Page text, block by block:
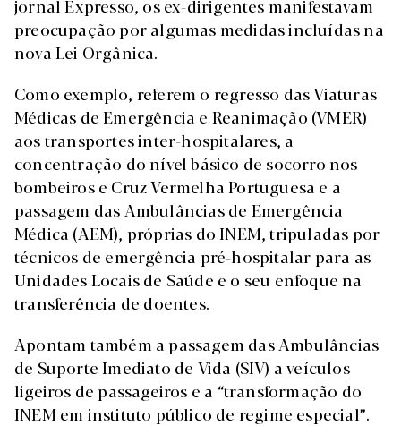
jornal Expresso, os ex-dirigentes manifestavam
preocupação por algumas medidas incluídas na
nova Lei Orgânica.
Como exemplo, referem o regresso das Viaturas
Médicas de Emergência e Reanimação (VMER)
aos transportes inter-hospitalares, a
concentração do nível básico de socorro nos
bombeiros e Cruz Vermelha Portuguesa e a
passagem das Ambulâncias de Emergência
Médica (AEM), próprias do INEM, tripuladas por
técnicos de emergência pré-hospitalar para as
Unidades Locais de Saúde e o seu enfoque na
transferência de doentes.
Apontam também a passagem das Ambulâncias
de Suporte Imediato de Vida (SIV) a veículos
ligeiros de passageiros e a “transformação do
INEM em instituto público de regime especial”.